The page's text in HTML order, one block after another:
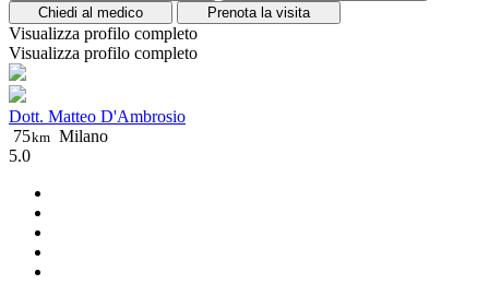
Chiedi al medico
Prenota la visita
Visualizza profilo completo
Visualizza profilo completo
Dott. Matteo D'Ambrosio
75km Milano
5.0